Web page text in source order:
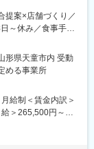
笠まつりへの参加
3年に1度の社員
提案×店舗づくり／
～休み／食事手当
スマートフォン・
ントなど、楽天経
単なる携帯販売
ジションです。
形県天童市内 受動
める事業所
給制＜賃金内訳＞
＞265,500円～